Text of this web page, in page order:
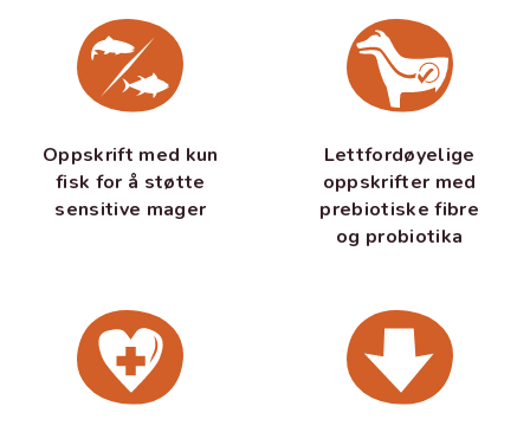
Oppskrift med kun
fisk for å støtte
sensitive mager
Lettfordøyelige
oppskrifter med
prebiotiske fibre
og probiotika